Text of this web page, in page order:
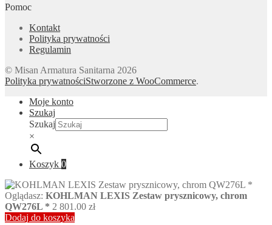
Pomoc
Kontakt
Polityka prywatności
Regulamin
© Misan Armatura Sanitarna 2026
Polityka prywatnościStworzone z WooCommerce.
Moje konto
Szukaj
Szukaj
×
Koszyk 0
Oglądasz: KOHLMAN LEXIS Zestaw prysznicowy, chrom
QW276L * 2 801.00 zł
Dodaj do koszyka